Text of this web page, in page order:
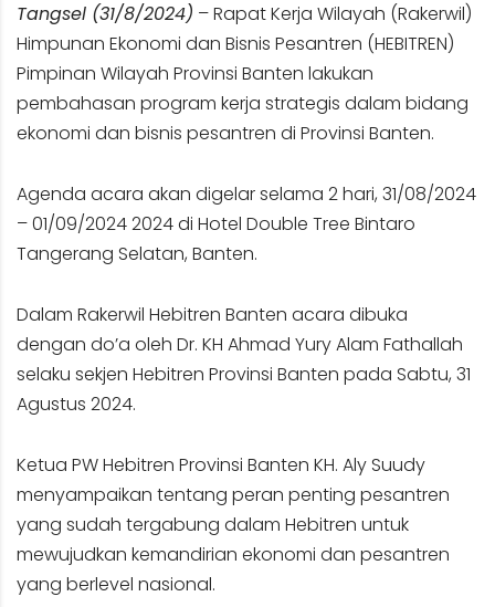
Tangsel (31/8/2024) – Rapat Kerja Wilayah (Rakerwil)
Himpunan Ekonomi dan Bisnis Pesantren (HEBITREN)
Pimpinan Wilayah Provinsi Banten lakukan
pembahasan program kerja strategis dalam bidang
ekonomi dan bisnis pesantren di Provinsi Banten.
Agenda acara akan digelar selama 2 hari, 31/08/2024
– 01/09/2024 2024 di Hotel Double Tree Bintaro
Tangerang Selatan, Banten.
Dalam Rakerwil Hebitren Banten acara dibuka
dengan do’a oleh Dr. KH Ahmad Yury Alam Fathallah
selaku sekjen Hebitren Provinsi Banten pada Sabtu, 31
Agustus 2024.
Ketua PW Hebitren Provinsi Banten KH. Aly Suudy
menyampaikan tentang peran penting pesantren
yang sudah tergabung dalam Hebitren untuk
mewujudkan kemandirian ekonomi dan pesantren
yang berlevel nasional.